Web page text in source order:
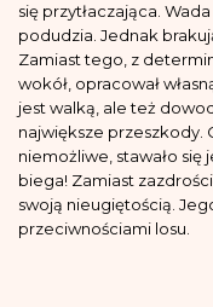
się przytłaczająca.
podudzia. Jednak
Zamiast tego, z
wokół, opracował
jest walką, ale też
największe przeszkody.
niemożliwe, stawało się
biega! Zamiast
swoją nieugiętością.
przeciwnościami losu.